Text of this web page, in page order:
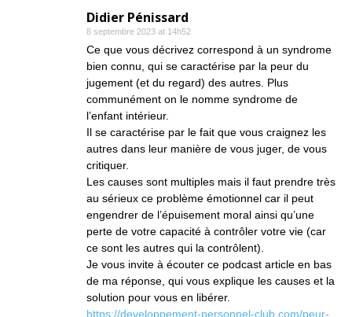
Didier Pénissard
8 septembre 2023 at 14h52
Ce que vous décrivez correspond à un syndrome
bien connu, qui se caractérise par la peur du
jugement (et du regard) des autres. Plus
communément on le nomme syndrome de
l’enfant intérieur.
Il se caractérise par le fait que vous craignez les
autres dans leur manière de vous juger, de vous
critiquer.
Les causes sont multiples mais il faut prendre très
au sérieux ce problème émotionnel car il peut
engendrer de l’épuisement moral ainsi qu’une
perte de votre capacité à contrôler votre vie (car
ce sont les autres qui la contrôlent).
Je vous invite à écouter ce podcast article en bas
de ma réponse, qui vous explique les causes et la
solution pour vous en libérer.
https://developpement-personnel-club.com/peur-